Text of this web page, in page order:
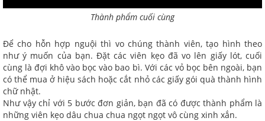
Thành phẩm cuối cùng
Để cho hỗn hợp nguội thì vo chúng thành viên, tạo hình theo
như ý muốn của bạn. Đặt các viên kẹo đã vo lên giấy lót, cuối
cùng là đợi khô vào bọc vào bao bì. Với các vỏ bọc bên ngoài, bạn
có thể mua ở hiệu sách hoặc cắt nhỏ các giấy gói quà thành hình
chữ nhật.
Như vậy chỉ với 5 bước đơn giản, bạn đã có được thành phẩm là
những viên kẹo dâu chua chua ngọt ngọt vô cùng xinh xắn.